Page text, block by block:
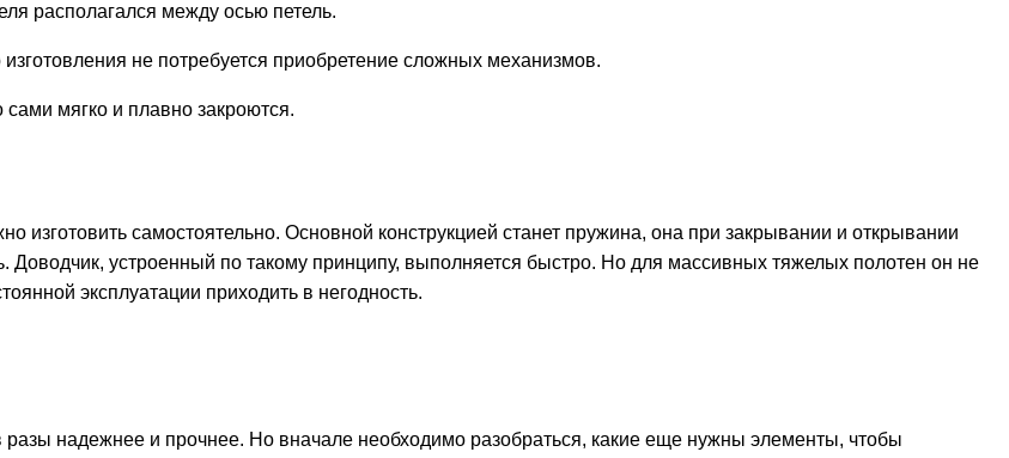
располагался между осью петель.
не потребуется приобретение сложных механизмов.
мягко и плавно закроются.
изготовить самостоятельно. Основной конструкцией станет пружина, она при закрывании и открывании
Доводчик, устроенный по такому принципу, выполняется быстро. Но для массивных тяжелых полотен он не
эксплуатации приходить в негодность.
разы надежнее и прочнее. Но вначале необходимо разобраться, какие еще нужны элементы, чтобы